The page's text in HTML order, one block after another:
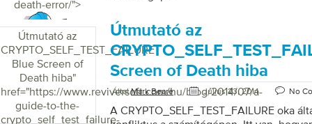
death-error/">
Útmutató az
CRYPTO_SELF_TEST_FAILURE
Blue Screen of
Death hiba"
href="https://www.reviversoft.com/hu/blog/2014/07/a-
guide-to-the-
crypto_self_test_failure-
Útmutató az
Screen of Death hiba
ÁltalMark Beare Július 23, 2014 No
A CRYPTO_SELF_TEST_FAILURE oka